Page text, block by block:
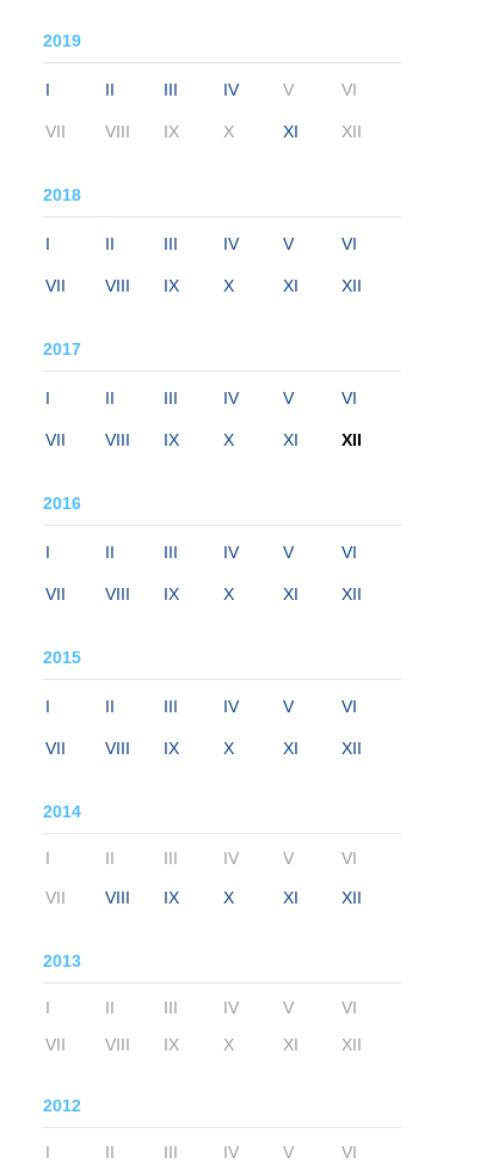
2019
I II III IV V VI
VII VIII IX X XI XII
2018
I II III IV V VI
VII VIII IX X XI XII
2017
I II III IV V VI
VII VIII IX X XI XII
2016
I II III IV V VI
VII VIII IX X XI XII
2015
I II III IV V VI
VII VIII IX X XI XII
2014
I II III IV V VI
VII VIII IX X XI XII
2013
I II III IV V
VI
VII
VIII IX X XI XII
2012
I II III IV V
VI